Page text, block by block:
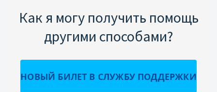
Как я могу получить помощь
другими способами?
НОВЫЙ БИЛЕТ В СЛУЖБУ ПОДДЕРЖКИ